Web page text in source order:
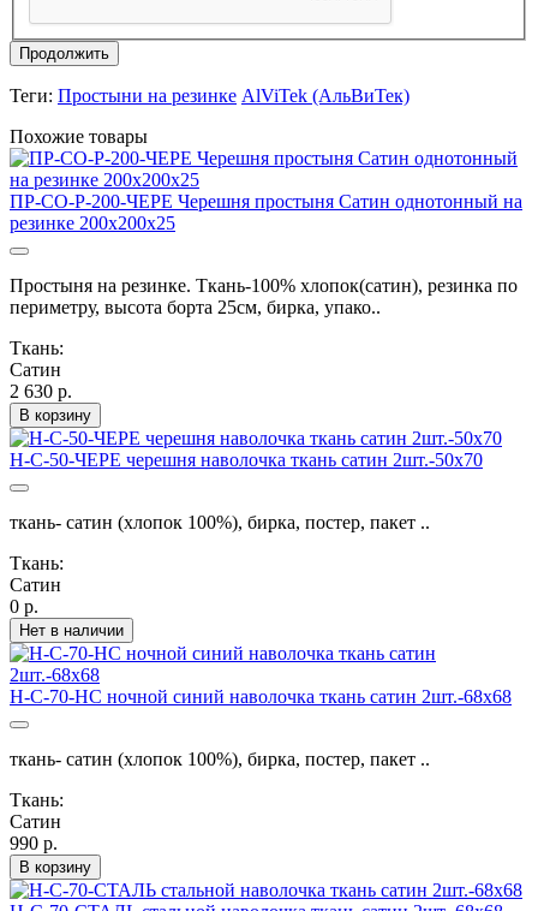
Продолжить
Теги: Простыни на резинке AlViTek (АльВиТек)
Похожие товары
ПР-СО-Р-200-ЧЕРЕ Черешня простыня Сатин однотонный на
резинке 200х200х25
Простыня на резинке. Ткань-100% хлопок(сатин), резинка по
периметру, высота борта 25см, бирка, упако..
Ткань:
Сатин
2 630 р.
В корзину
Н-С-50-ЧЕРЕ черешня наволочка ткань сатин 2шт.-50х70
ткань- сатин (хлопок 100%), бирка, постер, пакет ..
Ткань:
Сатин
0 р.
Нет в наличии
Н-С-70-НС ночной синий наволочка ткань сатин 2шт.-68х68
ткань- сатин (хлопок 100%), бирка, постер, пакет ..
Ткань:
Сатин
990 р.
В корзину